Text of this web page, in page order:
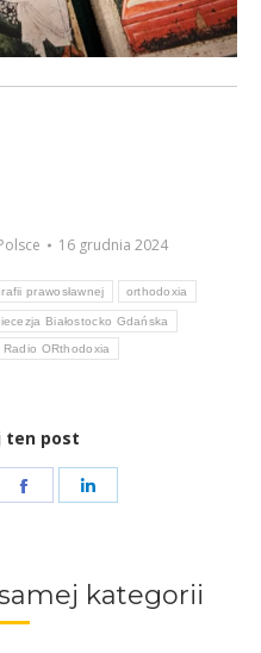
16 grudnia 2024
prawosławnej orthodoxia
Białostocko Gdańska
Radio ORthodoxia
ten post
Share
kategorii